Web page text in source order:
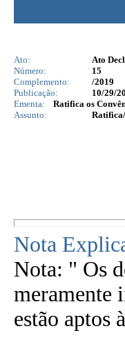
Ato:
Ato
Número:
15
Complemento:
/2019
Publicação:
10/29/
Ementa:
Ratifica os
Assunto:
Nota
Nota: " Os
meramente
estão aptos